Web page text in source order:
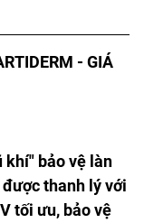
- GIÁ
khí" bảo vệ làn
thanh lý với
tối ưu, bảo vệ